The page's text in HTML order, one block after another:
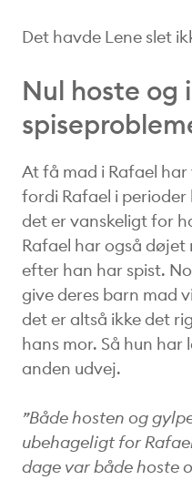
Det havde Lene slet
Nul hoste og
At få mad i Rafael
fordi Rafael i
det er vanskeligt for
Rafael har også
efter han har spist.
give deres barn mad
det er altså ikke det
hans mor. Så hun
anden udvej.
”Både hosten og
ubehageligt for
dage var både hoste